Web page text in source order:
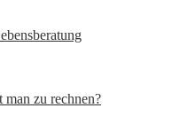
zu rechnen?